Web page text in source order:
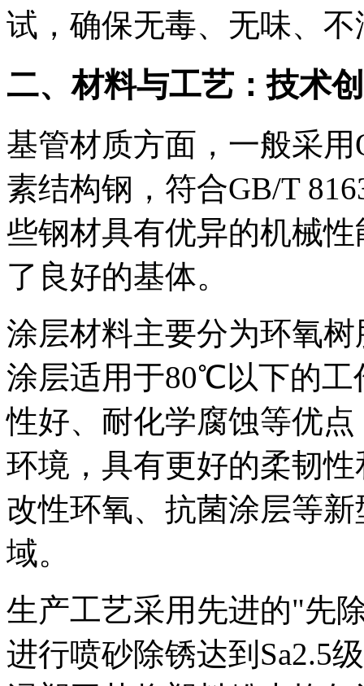
试，确保无毒、无味、
二、材料与工艺：技术
基管材质方面，一般采用
素结构钢，符合GB/T
些钢材具有优异的机械
了良好的基体。
涂层材料主要分为环氧
涂层适用于80℃以下的工
性好、耐化学腐蚀等优
环境，具有更好的柔韧
改性环氧、抗菌涂层等
域。
生产工艺采用先进的"先
进行喷砂除锈达到Sa2.5